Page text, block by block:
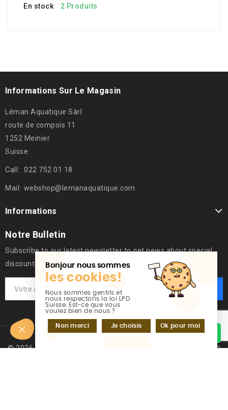
En stock 2 Produits
Informations Sur Le Magasin
Léman Aquatique Sàrl
route de compois 11
1252 Meinier
Suisse
Call: 022 752 01 18
Mail: webshop@lemanaquatique.com
Informations
Notre Bulletin
Subscribe to our latest newsletter to get news about special
discounts.
© 2026 - Logiciel de commerce électronique par PrestaShop™
Bonjour nous sommes
les cookies!
Nous sommes gentils et
nous respectons la loi LPD
Suisse. Est-ce que vous
voulez bien de nous ?
Non merci Je choisis Ok pour moi
Discutez sur WhatsApp